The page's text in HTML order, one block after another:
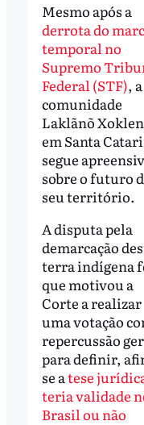
Mesmo após a
derrota do
temporal no
Supremo
Federal (STF), a
comunidade
Laklãnõ
em Santa
segue
sobre o futuro
seu território.
A disputa pela
demarcação
terra indígena
que motivou a
Corte a realizar
uma votação
repercussão
para definir,
se atese
teria validade
Brasil ou não